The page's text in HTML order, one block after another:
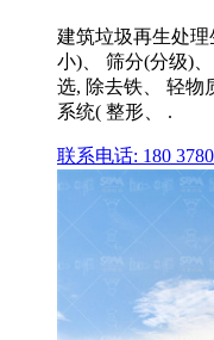
建筑垃圾再生处
小)、 筛分(分级)
选, 除去铁、 轻物
系统( 整形、 .
联系电话: 180 3780